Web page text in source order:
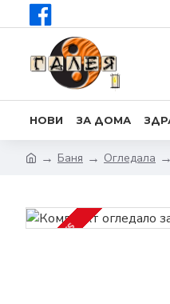
НОВИ ЗА ДОМА
Баня Огледала
2-3 DAYS